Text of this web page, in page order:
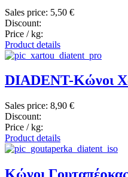
Sales price: 5,50 €
Discount:
Price / kg:
Product details
DIADENT-Κώνοι
Sales price: 8,90 €
Discount:
Price / kg:
Product details